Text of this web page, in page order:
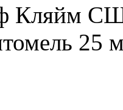
Кляйм
25